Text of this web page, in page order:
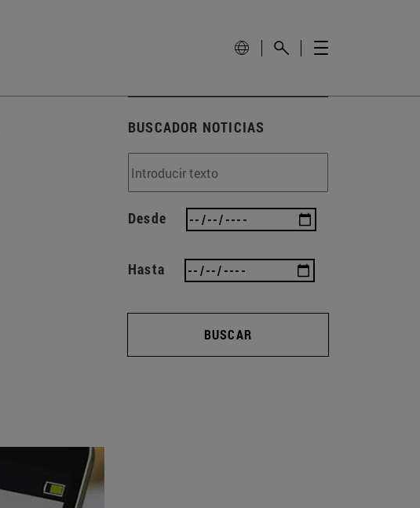
BUSCADOR NOTICIAS
Desde
Hasta
BUSCAR